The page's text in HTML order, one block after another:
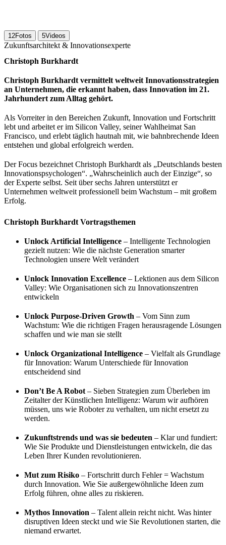
12Fotos 5Videos
Zukunftsarchitekt & Innovationsexperte
Christoph Burkhardt
Christoph Burkhardt vermittelt weltweit Innovationsstrategien
an Unternehmen, die erkannt haben, dass Innovation im 21.
Jahrhundert zum Alltag gehört.
Als Vorreiter in den Bereichen Zukunft, Innovation und Fortschritt
lebt und arbeitet er im Silicon Valley, seiner Wahlheimat San
Francisco, und erlebt täglich hautnah mit, wie bahnbrechende Ideen
entstehen und global erfolgreich werden.
Der Focus bezeichnet Christoph Burkhardt als „Deutschlands besten
Innovationspsychologen“. „Wahrscheinlich auch der Einzige“, so
der Experte selbst. Seit über sechs Jahren unterstützt er
Unternehmen weltweit professionell beim Wachstum – mit großem
Erfolg.
Christoph Burkhardt Vortragsthemen
Unlock Artificial Intelligence – Intelligente Technologien
gezielt nutzen: Wie die nächste Generation smarter
Technologien unsere Welt verändert
Unlock Innovation Excellence – Lektionen aus dem Silicon
Valley: Wie Organisationen sich zu Innovationszentren
entwickeln
Unlock Purpose-Driven Growth – Vom Sinn zum
Wachstum: Wie die richtigen Fragen herausragende Lösungen
schaffen und wie man sie stellt
Unlock Organizational Intelligence – Vielfalt als Grundlage
für Innovation: Warum Unterschiede für Innovation
entscheidend sind
Don’t Be A Robot – Sieben Strategien zum Überleben im
Zeitalter der Künstlichen Intelligenz: Warum wir aufhören
müssen, uns wie Roboter zu verhalten, um nicht ersetzt zu
werden.
Zukunftstrends und was sie bedeuten – Klar und fundiert:
Wie Sie Produkte und Dienstleistungen entwickeln, die das
Leben Ihrer Kunden revolutionieren.
Mut zum Risiko – Fortschritt durch Fehler = Wachstum
durch Innovation. Wie Sie außergewöhnliche Ideen zum
Erfolg führen, ohne alles zu riskieren.
Mythos Innovation – Talent allein reicht nicht. Was hinter
disruptiven Ideen steckt und wie Sie Revolutionen starten, die
niemand erwartet.